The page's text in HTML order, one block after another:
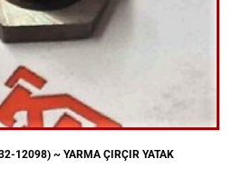
12098) ~ YARMA ÇIRÇIR YATAK